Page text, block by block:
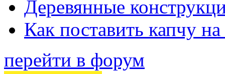
Деревянные
Как поставить капчу
перейти в форум